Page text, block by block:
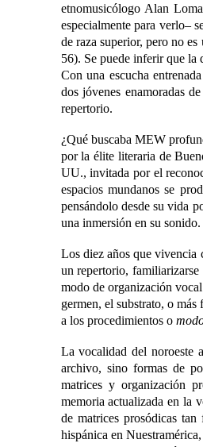
etnomusicólogo Alan
especialmente para verlo‒
de raza superior, pero no
56). Se puede inferir que la
Con una escucha
dos jóvenes enamoradas
repertorio.
¿Qué buscaba MEW
por la élite literaria de
UU., invitada por el
espacios mundanos se
pensándolo desde su vida
una inmersión en su sonido.
Los diez años que vivencia
un repertorio, familiarizarse
modo de organización
germen, el substrato, o
a los procedimientos o
La vocalidad del noroeste
archivo, sino formas de
matrices y organización
memoria actualizada en la
de matrices prosódicas
hispánica en